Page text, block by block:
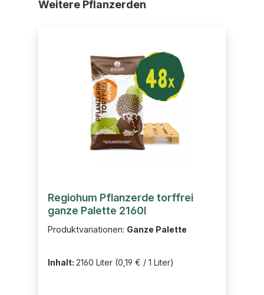
Produktgalerie überspringen
Weitere Pflanzerden
Regiohum Pflanzerde torffrei
ganze Palette 2160l
Produktvariationen: Ganze Palette
Inhalt: 2160 Liter (0,19 € / 1 Liter)